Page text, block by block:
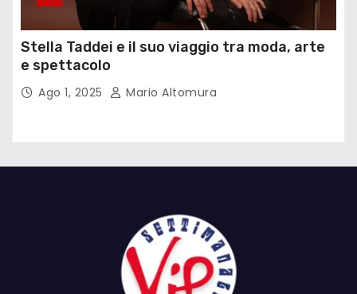
Stella Taddei e il suo viaggio tra moda, arte
e spettacolo
Ago 1, 2025 Mario Altomura